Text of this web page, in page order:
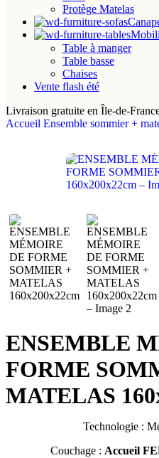
Protège Matelas
Table à manger
Table basse
Chaises
Vente flash été
Livraison gratuite en Île-de-
Accueil Ensemble sommier +
ENSEMBLE
FORME
MATELAS
Technologie :
Couchage : Accueil